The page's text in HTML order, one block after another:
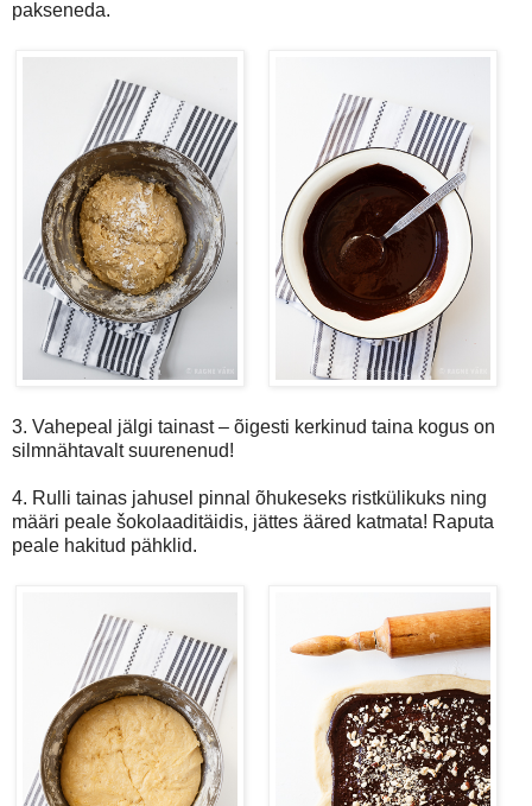
pakseneda.
3. Vahepeal jälgi tainast – õigesti kerkinud taina kogus on
silmnähtavalt suurenenud!
4. Rulli tainas jahusel pinnal õhukeseks ristkülikuks ning
määri peale šokolaaditäidis, jättes ääred katmata! Raputa
peale hakitud pähklid.